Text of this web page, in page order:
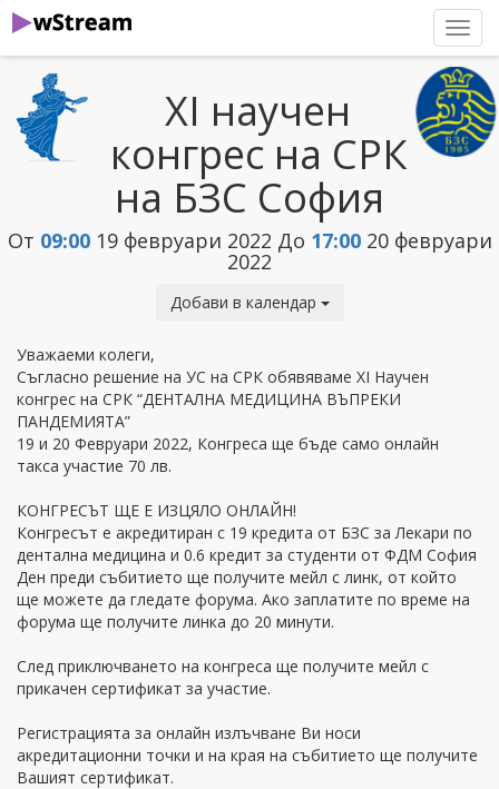
XI научен
конгрес на СРК
на БЗС София
От 09:0019 февруари 2022 До 17:0020 февруари
2022
Добави в календар
Уважаеми колеги,
Съгласно решение на УС на СРК обявяваме XI Научен
конгрес на СРК “ДЕНТАЛНА МЕДИЦИНА ВЪПРЕКИ
ПАНДЕМИЯТА”
19 и 20 Февруари 2022, Конгреса ще бъде само онлайн
такса участие 70 лв.
КОНГРЕСЪТ ЩЕ Е ИЗЦЯЛО ОНЛАЙН!
Конгресът е акредитиран с 19 кредита от БЗС за Лекари по
дентална медицина и 0.6 кредит за студенти от ФДМ София
Ден преди събитието ще получите мейл с линк, от който
ще можете да гледате форума. Ако заплатите по време на
форума ще получите линка до 20 минути.
След приключването на конгреса ще получите мейл с
прикачен сертификат за участие.
Регистрацията за онлайн излъчване Ви носи
акредитационни точки и на края на събитието ще получите
Вашият сертификат.